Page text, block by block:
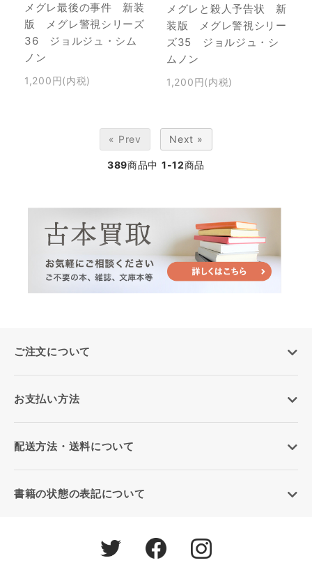
メグレ最後の事件 新装
版 メグレ警視シリーズ
36 ジョルジュ・シム
ノン
1,200円(内税)
メグレと殺人予告状 新
装版 メグレ警視シリー
ズ35 ジョルジュ・シ
ムノン
1,200円(内税)
« Prev Next »
389商品中 1-12商品
ご注文について
お支払い方法
配送方法・送料について
書籍の状態の表記について